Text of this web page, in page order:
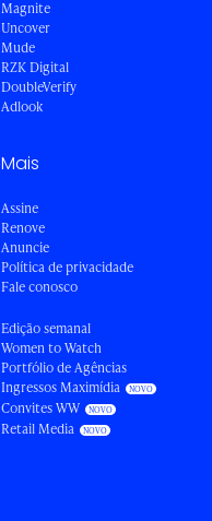
Magnite
Uncover
Mude
RZK Digital
DoubleVerify
Adlook
Mais
Assine
Renove
Anuncie
Política de privacidade
Fale conosco
Edição semanal
Women to Watch
Portfólio de Agências
Ingressos Maximídia
Convites WW
Retail Media